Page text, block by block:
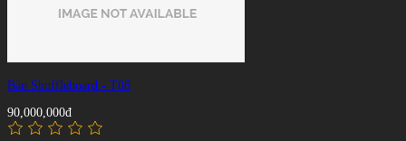
Bàn Shuffleboard - T08
90,000,000đ